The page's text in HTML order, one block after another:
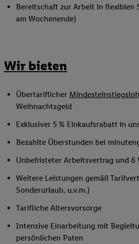
Bereitschaft zur Arbeit in flexiblen
am Wochenende)
Wir bieten
Übertariflicher
Weihnachtsgeld
Exklusiver 5 % Einkaufsrabatt in
Bezahlte Überstunden bei
Unbefristeter Arbeitsvertrag und 6
Weitere Leistungen gemäß
Sonderurlaub, u.v.m.)
Tarifliche Altersvorsorge
Intensive Einarbeitung mit
persönlichen Paten